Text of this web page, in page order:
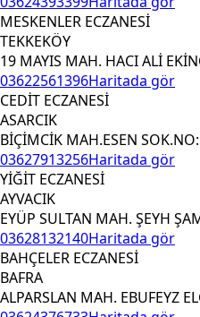
MESKENLER ECZANESİ
TEKKEKÖY
19 MAYIS MAH. HACI ALİ
03622561396Haritada gör
CEDİT ECZANESİ
ASARCIK
BİÇİMCİK MAH.ESEN
03627913256Haritada gör
YİĞİT ECZANESİ
AYVACIK
EYÜP SULTAN MAH. ŞEYH
03628132140Haritada gör
BAHÇELER ECZANESİ
BAFRA
ALPARSLAN MAH. EBUFEYZ